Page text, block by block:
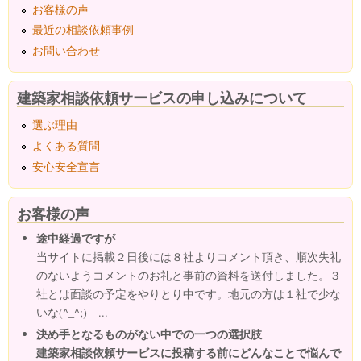
お客様の声
最近の相談依頼事例
お問い合わせ
建築家相談依頼サービスの申し込みについて
選ぶ理由
よくある質問
安心安全宣言
お客様の声
途中経過ですが
当サイトに掲載２日後には８社よりコメント頂き、順次失礼
のないようコメントのお礼と事前の資料を送付しました。３
社とは面談の予定をやりとり中です。地元の方は１社で少な
いな(^_^;) ...
決め手となるものがない中での一つの選択肢
建築家相談依頼サービスに投稿する前にどんなことで悩んで